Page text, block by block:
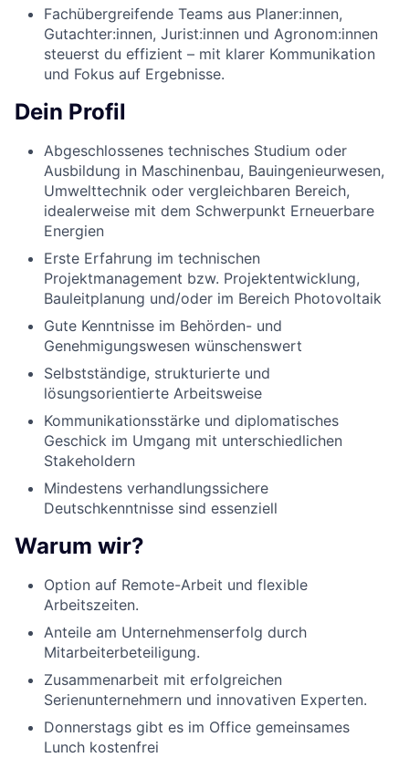
Fachübergreifende Teams aus Planer:innen,
Gutachter:innen, Jurist:innen und Agronom:innen
steuerst du effizient – mit klarer Kommunikation
und Fokus auf Ergebnisse.
Dein Profil
Abgeschlossenes technisches Studium oder
Ausbildung in Maschinenbau, Bauingenieurwesen,
Umwelttechnik oder vergleichbaren Bereich,
idealerweise mit dem Schwerpunkt Erneuerbare
Energien
Erste Erfahrung im technischen
Projektmanagement bzw. Projektentwicklung,
Bauleitplanung und/oder im Bereich Photovoltaik
Gute Kenntnisse im Behörden- und
Genehmigungswesen wünschenswert
Selbstständige, strukturierte und
lösungsorientierte Arbeitsweise
Kommunikationsstärke und diplomatisches
Geschick im Umgang mit unterschiedlichen
Stakeholdern
Mindestens verhandlungssichere
Deutschkenntnisse sind essenziell
Warum wir?
Option auf Remote-Arbeit und flexible
Arbeitszeiten.
Anteile am Unternehmenserfolg durch
Mitarbeiterbeteiligung.
Zusammenarbeit mit erfolgreichen
Serienunternehmern und innovativen Experten.
Donnerstags gibt es im Office gemeinsames
Lunch kostenfrei